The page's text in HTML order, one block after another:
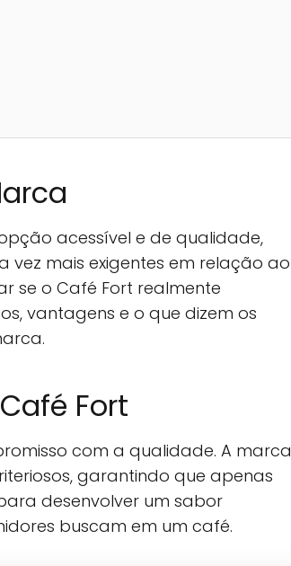
acessível e de qualidade,
mais exigentes em relação ao
se o Café Fort realmente
vantagens e o que dizem os
Fort
com a qualidade. A marca
garantindo que apenas
desenvolver um sabor
buscam em um café.